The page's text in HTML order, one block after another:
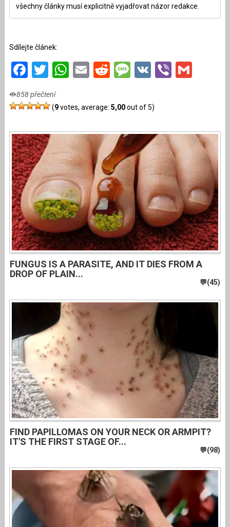
všechny články musí explicitně vyjadřovat názor redakce.
Sdílejte článek:
Facebook
Twitter
WhatsApp
EmailRedditMessage
VKViber
858 přečtení
(9votes, average: 5,00out of 5)
FUNGUS IS A PARASITE, AND IT DIES FROM A
DROP OF PLAIN...
FIND PAPILLOMAS ON YOUR NECK OR ARMPIT?
IT'S THE FIRST STAGE OF...